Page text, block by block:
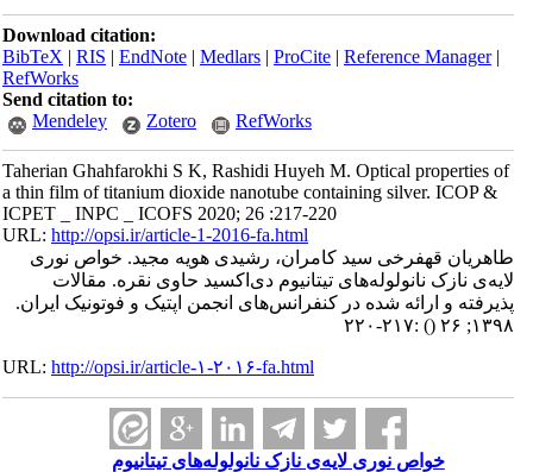
Download citation:
BibTeX|RIS|EndNote|Medlars|ProCite|Reference Manager
RefWorks
Send citation to:
Mendeley
Zotero RefWorks
Taherian Ghahfarokhi S K, Rashidi Huyeh M. Optical properties of
a thin film of titanium dioxide nanotube containing silver. ICOP &
ICPET _ INPC _ ICOFS 2020; 26 :217-220
URL:http://opsi.ir/article-1-2016-fa.html
طاهریان قهفرخی سید کامران، رشیدی هویه مجید. خواص نوری
لایه‌ی نازک نانولوله‌های تیتانیوم دی‌اکسید حاوی نقره. مقالات
پذیرفته و ارائه شده در کنفرانس‌های انجمن اپتیک و فوتونیک ایران.
۱۳۹۸; ۲۶
() :۲۱۷-۲۲۰
URL:http://opsi.ir/article-۱-۲۰۱۶-fa.html
خواص نوری لایه‌ی نازک نانولوله‌های تیتانیوم